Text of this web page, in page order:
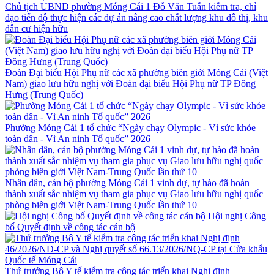
Chủ tịch UBND phường Móng Cái 1 Đỗ Văn Tuấn kiểm tra, chỉ
đạo tiến độ thực hiện các dự án nâng cao chất lượng khu đô thị, khu
dân cư hiện hữu
Đoàn Đại biểu Hội Phụ nữ các xã phường biên giới Móng Cái (Việt
Nam) giao lưu hữu nghị với Đoàn đại biểu Hội Phụ nữ TP Đông
Hưng (Trung Quốc)
Phường Móng Cái 1 tổ chức “Ngày chạy Olympic - Vì sức khỏe
toàn dân - Vì An ninh Tổ quốc” 2026
Nhân dân, cán bộ phường Móng Cái 1 vinh dự, tự hào đã hoàn
thành xuất sắc nhiệm vụ tham gia phục vụ Giao lưu hữu nghị quốc
phòng biên giới Việt Nam-Trung Quốc lần thứ 10
Hội nghị Công
bố Quyết định về công tác cán bộ
Thứ trưởng Bộ Y tế kiểm tra công tác triển khai Nghị định